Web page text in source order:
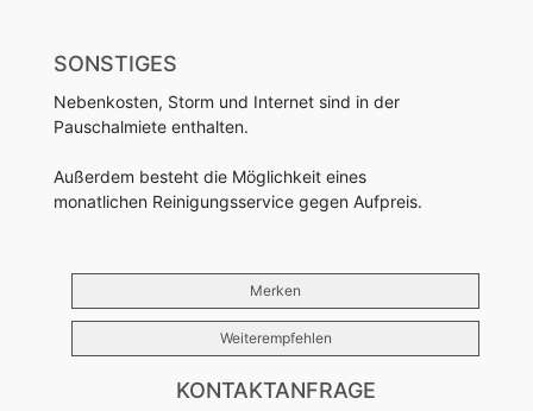
SONSTIGES
Nebenkosten, Storm und Internet sind in der
Pauschalmiete enthalten.
Außerdem besteht die Möglichkeit eines
monatlichen Reinigungsservice gegen Aufpreis.
Merken
Weiterempfehlen
KONTAKTANFRAGE